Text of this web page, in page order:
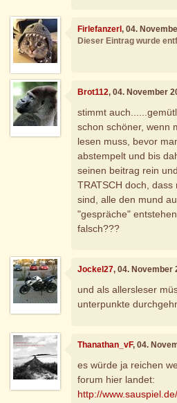
Firlefanzerl, 04.
Dieser Eintrag wurde
Brot112, 04. November
stimmt
schon schöner, wenn
lesen muss, bevor
abstempelt und bis
seinen beitrag rein
TRATSCH doch,
sind, alle den mund
"gespräche"
falsch???
Jockel27, 04. November
und als allersleser
unterpunkte
Thanathan_vF, 04.
es würde ja reichen
forum hier landet:
http://